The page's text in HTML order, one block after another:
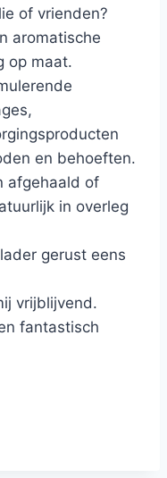
of vrienden?
aromatische
op maat.
en behoeften.
afgehaald of
in overleg
gerust eens
vrijblijvend.
fantastisch